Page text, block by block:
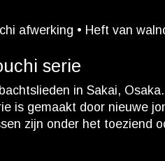
afwerking • Heft van
serie
in Sakai,
is gemaakt door nieuwe
zijn onder het toeziend